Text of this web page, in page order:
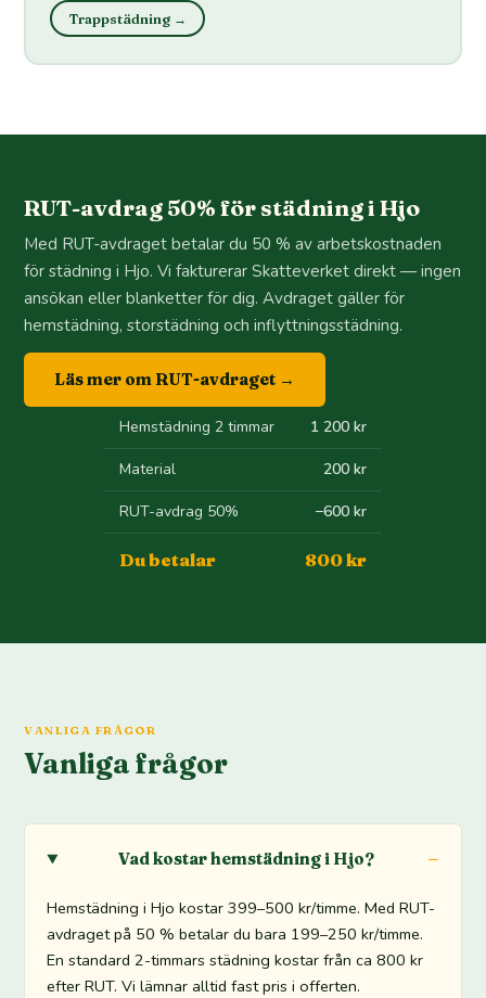
Trappstädning →
RUT-avdrag 50% för städning i Hjo
Med RUT-avdraget betalar du 50 % av arbetskostnaden
för städning i Hjo. Vi fakturerar Skatteverket direkt — ingen
ansökan eller blanketter för dig. Avdraget gäller för
hemstädning, storstädning och inflyttningsstädning.
Läs mer om RUT-avdraget →
Hemstädning 2 timmar 1 200 kr
Material 200 kr
RUT-avdrag 50% −600 kr
Du betalar 800 kr
VANLIGA FRÅGOR
Vanliga frågor
Vad kostar hemstädning i Hjo?
Hemstädning i Hjo kostar 399–500 kr/timme. Med RUT-
avdraget på 50 % betalar du bara 199–250 kr/timme.
En standard 2-timmars städning kostar från ca 800 kr
efter RUT. Vi lämnar alltid fast pris i offerten.